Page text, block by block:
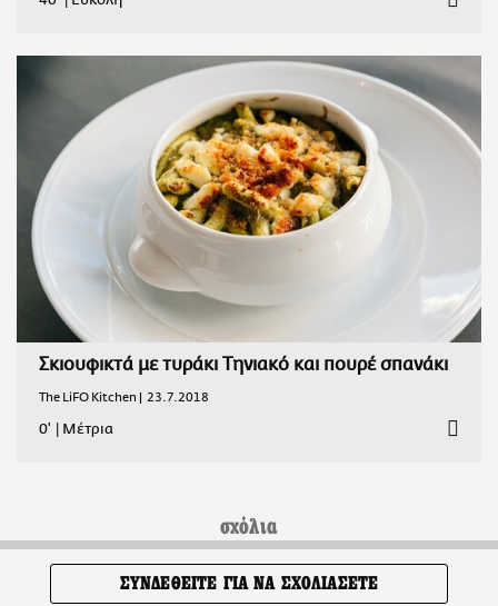
Σκιουφικτά με τυράκι Τηνιακό και πουρέ σπανάκι
The LiFO Kitchen | 23.7.2018
0' | Μέτρια
σχόλια
ΣΥΝΔΕΘΕΙΤΕ ΓΙΑ ΝΑ ΣΧΟΛΙΑΣΕΤΕ